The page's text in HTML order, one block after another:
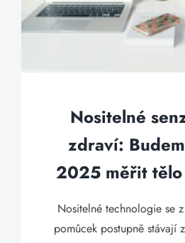
Nositelné
zdraví:
2025 měřit
Nositelné technologie se
pomůcek postupně stávají